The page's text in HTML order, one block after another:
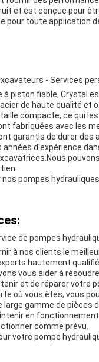
et est conçue pour
pour toute application
- Services
à piston fiable, Crystal
de haute qualité et
compacte, ce qui
fabriquées avec les
garantis de durer des
années d'expérience
pompes
de pompes
à nos clients le
hautement
vous aider à
et de réparer votre
où vous êtes, vous
gamme de pièces
en
comme prévu.
votre pompe